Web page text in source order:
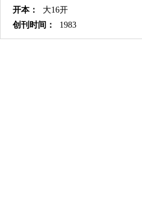
开本：
大16开
创刊时间：
1983